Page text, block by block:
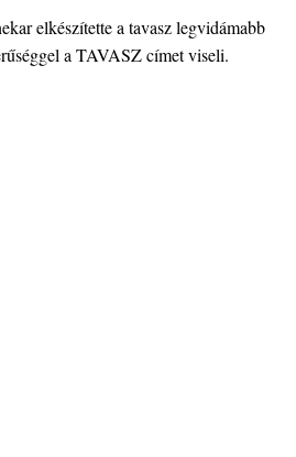
elkészítette a tavasz legvidámabb
a TAVASZ címet viseli.